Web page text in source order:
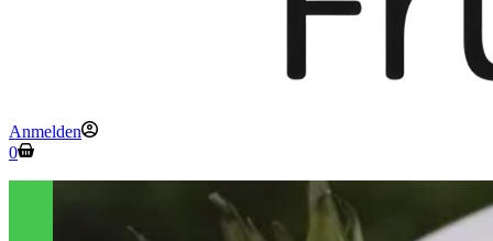
Anmelden
Warenkorb
0